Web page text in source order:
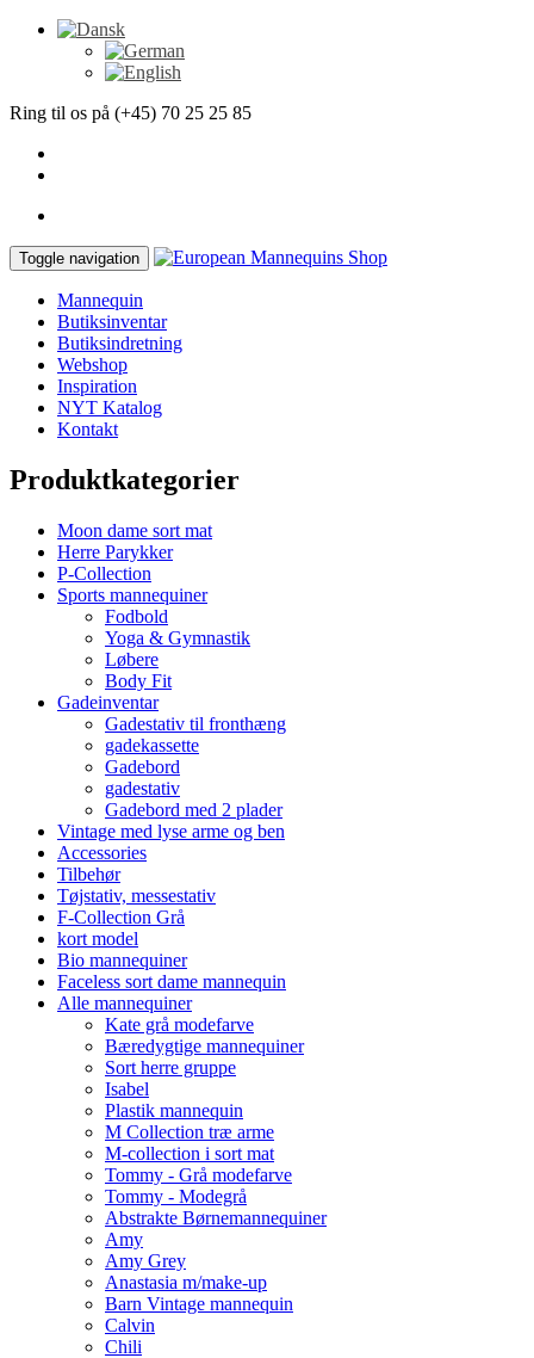
Ring til os på (+45) 70 25 25 85
Toggle navigation
Mannequin
Butiksinventar
Butiksindretning
Webshop
Inspiration
NYT Katalog
Kontakt
Produktkategorier
Moon dame sort mat
Herre Parykker
P-Collection
Sports mannequiner
Fodbold
Yoga & Gymnastik
Løbere
Body Fit
Gadeinventar
Gadestativ til fronthæng
gadekassette
Gadebord
gadestativ
Gadebord med 2 plader
Vintage med lyse arme og ben
Accessories
Tilbehør
Tøjstativ, messestativ
F-Collection Grå
kort model
Bio mannequiner
Faceless sort dame mannequin
Alle mannequiner
Kate grå modefarve
Bæredygtige mannequiner
Sort herre gruppe
Isabel
Plastik mannequin
M Collection træ arme
M-collection i sort mat
Tommy - Grå modefarve
Tommy - Modegrå
Abstrakte Børnemannequiner
Amy
Amy Grey
Anastasia m/make-up
Barn Vintage mannequin
Calvin
Chili